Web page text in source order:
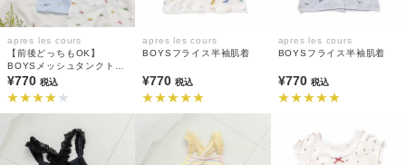
apres les cours
【前後どっちもOK】
BOYSメッシュタンクトッ
プ(綿100%)
¥770 税込
apres les cours
BOYSフライス半袖肌着
¥770税込
apres les cours
BOYSフライス半袖肌着
¥770 税込